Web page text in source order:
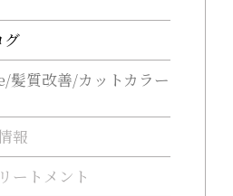
グ
質改善/カットカラー
報
ートメント